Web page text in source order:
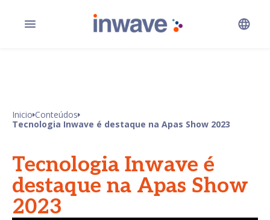
Inicio Conteúdos
Tecnologia Inwave é destaque na Apas Show 2023
Tecnologia Inwave é
destaque na Apas Show
2023